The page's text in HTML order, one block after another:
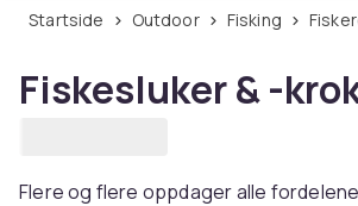
Startside Outdoor Fisking
Fiskesluker & -
Flere og flere oppdager alle